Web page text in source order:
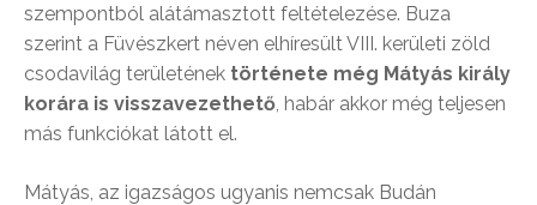
szempontból alátámasztott feltételezése. Buza
szerint a Füvészkert néven elhíresült VIII. kerületi zöld
csodavilág területének története még Mátyás király
korára is visszavezethető, habár akkor még teljesen
más funkciókat látott el.
Mátyás, az igazságos ugyanis nemcsak Budán